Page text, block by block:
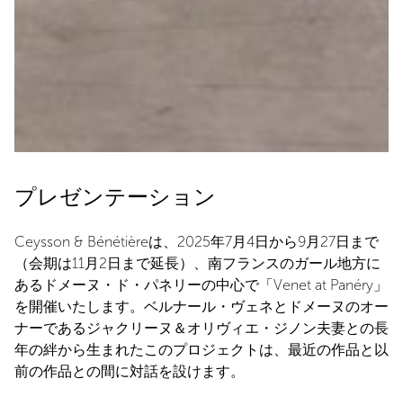
プレゼンテーション
Ceysson & Bénétièreは、2025年7月4日から9月27日まで
（会期は11月2日まで延長）、南フランスのガール地方に
あるドメーヌ・ド・パネリーの中心で「Venet at Panéry」
を開催いたします。ベルナール・ヴェネとドメーヌのオー
ナーであるジャクリーヌ＆オリヴィエ・ジノン夫妻との長
年の絆から生まれたこのプロジェクトは、最近の作品と以
前の作品との間に対話を設けます。